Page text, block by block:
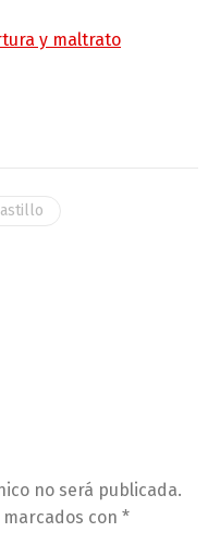
y maltrato
no será publicada.
con *